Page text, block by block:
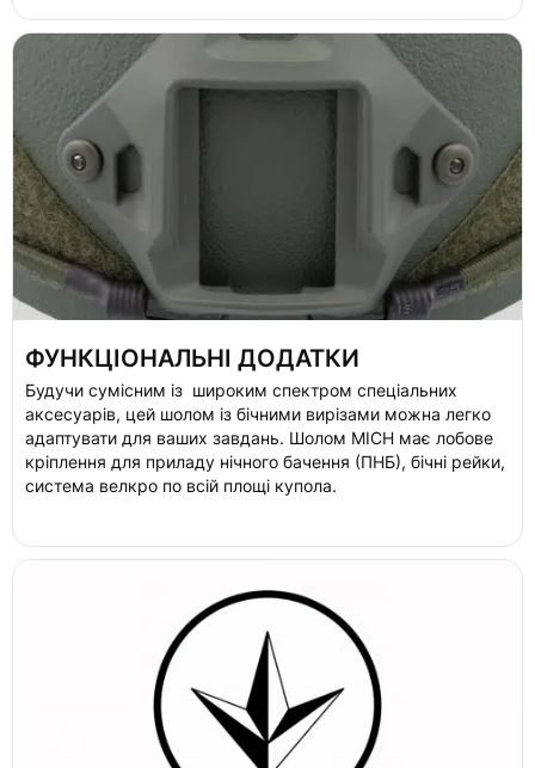
ФУНКЦІОНАЛЬНІ ДОДАТКИ
Будучи сумісним із широким спектром спеціальних
аксесуарів, цей шолом із бічними вирізами можна легко
адаптувати для ваших завдань. Шолом MICH має лобове
кріплення для приладу нічного бачення (ПНБ), бічні рейки,
система велкро по всій площі купола.